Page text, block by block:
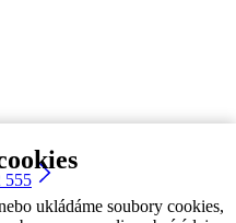
ukládáme soubory cookies,
555